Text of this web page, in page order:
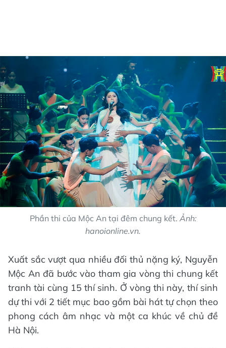
Phần thi của Mộc An tại đêm chung kết. Ảnh:
hanoionline.vn.
Xuất sắc vượt qua nhiều đối thủ nặng ký, Nguyễn
Mộc An đã bước vào tham gia vòng thi chung kết
tranh tài cùng 15 thí sinh. Ở vòng thi này, thí sinh
dự thi với 2 tiết mục bao gồm bài hát tự chọn theo
phong cách âm nhạc và một ca khúc về chủ đề
Hà Nội.